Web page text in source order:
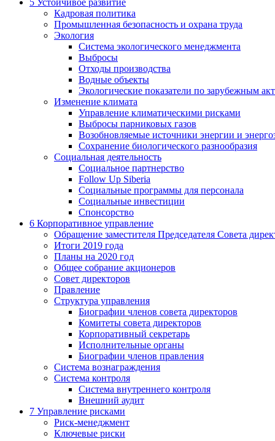
5 Устойчивое развитие
Кадровая политика
Промышленная безопасность и охрана труда
Экология
Система экологического менеджмента
Выбросы
Отходы производства
Водные объекты
Экологические показатели по зарубежным
Изменение климата
Управление климатическими рисками
Выбросы парниковых газов
Возобновляемые источники энергии и
Сохранение биологического разнообразия
Социальная деятельность
Социальное партнерство
Follow Up Siberia
Социальные программы для персонала
Социальные инвестиции
Спонсорство
6 Корпоративное управление
Обращение заместителя Председателя Совета
Итоги 2019 года
Планы на 2020 год
Общее собрание акционеров
Совет директоров
Правление
Структура управления
Биографии членов совета директоров
Комитеты совета директоров
Корпоративный секретарь
Исполнительные органы
Биографии членов правления
Система вознаграждения
Система контроля
Система внутреннего контроля
Внешний аудит
7 Управление рисками
Риск-менеджмент
Ключевые риски